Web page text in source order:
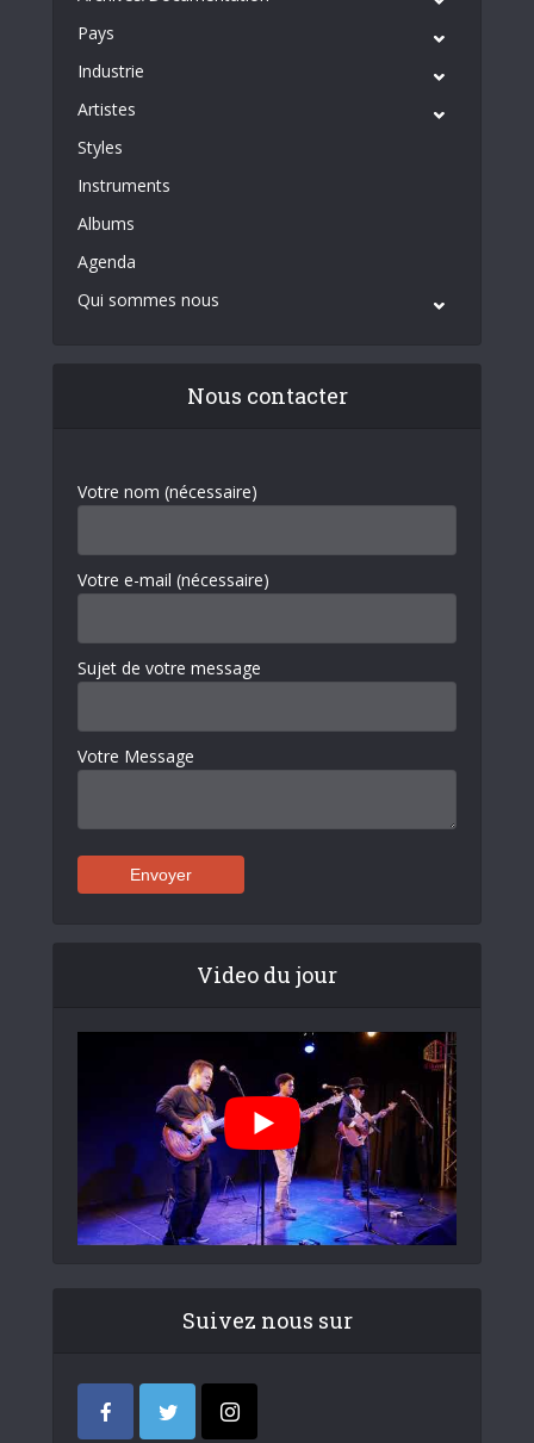
Pays
Industrie
Artistes
Styles
Instruments
Albums
Agenda
Qui sommes nous
Nous contacter
Votre nom (nécessaire)
Votre e-mail (nécessaire)
Sujet de votre message
Votre Message
Video du jour
Suivez nous sur